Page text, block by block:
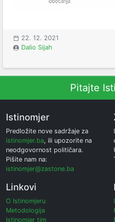
22. 12. 2021
Dalio Sijah
Pitajte
Istinomjer
Predložite nove sadržaje za
istinomjer.ba, ili upozorite na
neodgovornost političara.
Pišite nam na:
istinomjer@zastone.ba
Linkovi
O Istinomjeru
Metodologija
Istinomjer tim